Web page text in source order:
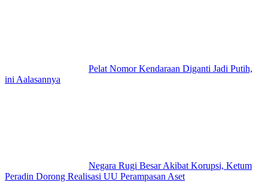
Pelat Nomor Kendaraan Diganti Jadi Putih,
ini Aalasannya
Negara Rugi Besar Akibat Korupsi, Ketum
Peradin Dorong Realisasi UU Perampasan Aset